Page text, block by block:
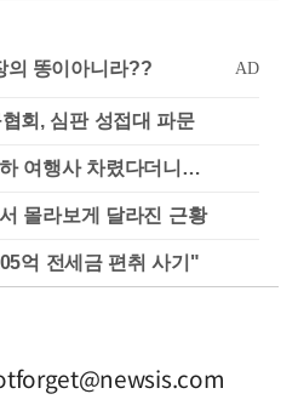
회, 심판 성접대 파문
여행사 차렸다더니…
몰라보게 달라진 근황
억 전세금 편취 사기"